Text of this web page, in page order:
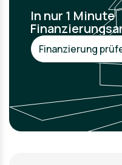
In nur 1
Finanzierung